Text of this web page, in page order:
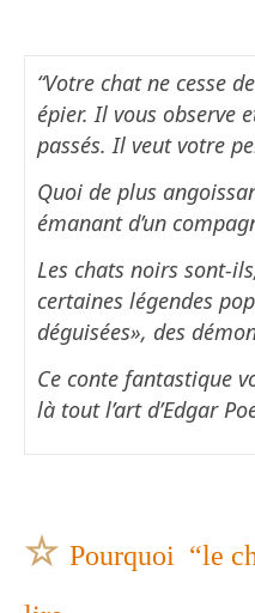
“Votre chat ne cesse
épier. Il vous observe
passés. Il veut votre
Quoi de plus
émanant d’un
Les chats noirs sont-
certaines légendes
déguisées», des
Ce conte fantastique
là tout l’art d’Edgar
☆ Pourquoi “le